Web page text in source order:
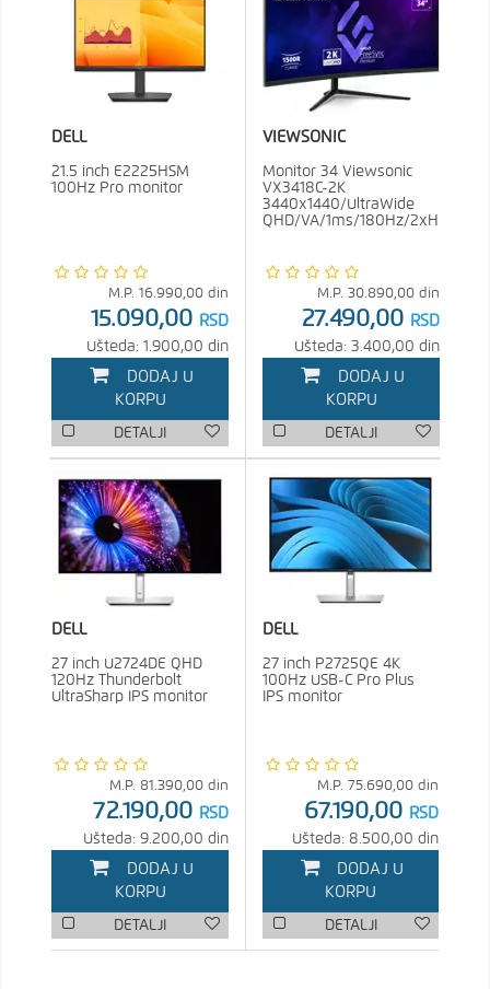
DELL
21.5 inch E2225HSM
100Hz Pro monitor
M.P. 16.990,00 din
15.090,00 RSD
Ušteda: 1.900,00 din
DODAJ U
KORPU
DETALJI
VIEWSONIC
Monitor 34 Viewsonic
VX3418C-2K
3440x1440/UltraWide
QHD/VA/1ms/180Hz/2xHDMI/
M.P. 30.890,00 din
27.490,00 RSD
Ušteda: 3.400,00 din
DODAJ U
KORPU
DETALJI
DELL
27 inch U2724DE QHD
120Hz Thunderbolt
UltraSharp IPS monitor
M.P. 81.390,00 din
72.190,00 RSD
Ušteda: 9.200,00 din
DODAJ U
KORPU
DETALJI
DELL
27 inch P2725QE 4K
100Hz USB-C Pro Plus
IPS monitor
M.P. 75.690,00 din
67.190,00 RSD
Ušteda: 8.500,00 din
DODAJ U
KORPU
DETALJI